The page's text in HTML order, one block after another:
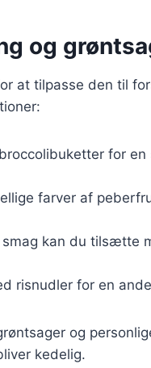
og
at tilpasse den til
for en
farver af
smag kan du tilsætte
risnudler for en
og
kedelig.